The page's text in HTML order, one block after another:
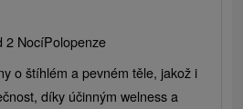
2 NocíPolopenze
o štíhlém a pevném těle, jakož i
díky účinným welness a